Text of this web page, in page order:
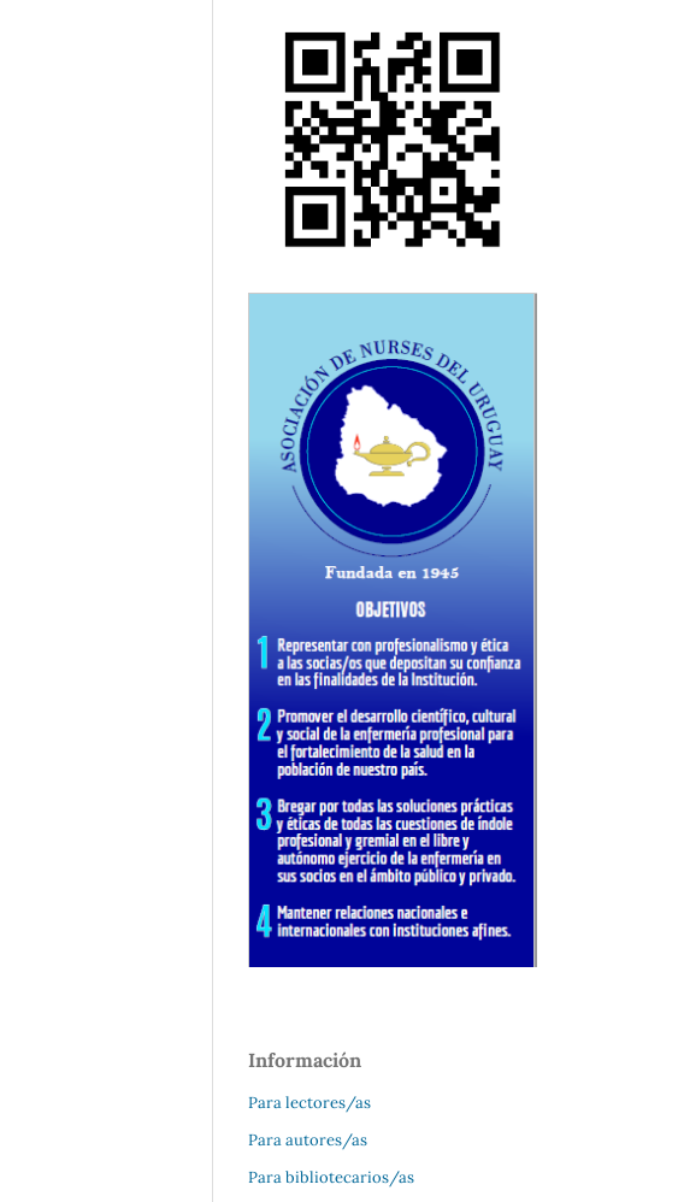
Información
Para lectores/as
Para autores/as
Para bibliotecarios/as